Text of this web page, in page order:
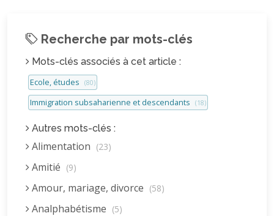
Recherche par mots-clés
Mots-clés associés à cet article :
Ecole, études (80)
Immigration subsaharienne et descendants (18)
Autres mots-clés :
Alimentation (23)
Amitié (9)
Amour, mariage, divorce (58)
Analphabétisme (5)